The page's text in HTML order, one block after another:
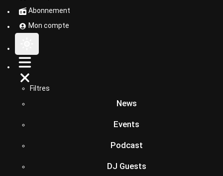
Abonnement
Mon compte
Filtres
News
Events
Podcast
DJ Guests